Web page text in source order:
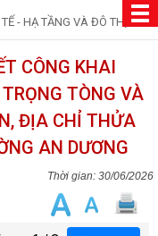
- HẠ TẦNG VÀ ĐÔ THỊ
CÔNG KHAI
TÒNG VÀ
ĐỊA CHỈ THỬA
AN DƯƠNG
30/06/2026